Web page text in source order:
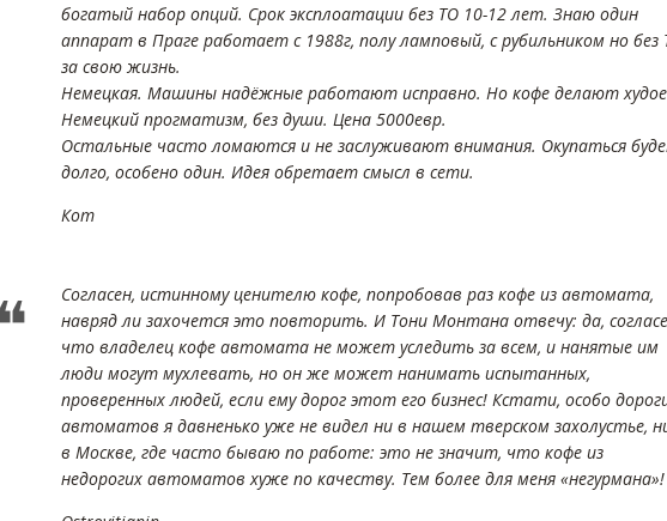
богатый набор опций. Срок эксплоатации без ТО 10-12 лет. Знаю один
аппарат в Праге работает с 1988г, полу ламповый, с рубильником но без
за свою жизнь.
Немецкая. Машины надёжные работают исправно. Но кофе делают
Немецкий прогматизм, без души. Цена 5000евр.
Остальные часто ломаются и не заслуживают внимания. Окупаться
долго, особено один. Идея обретает смысл в сети.
Кот
Cогласен, истинному ценителю кофе, попробовав раз кофе из автомата,
навряд ли захочется это повторить. И Тони Монтана отвечу: да,
что владелец кофе автомата не может уследить за всем, и нанятые им
люди могут мухлевать, но он же может нанимать испытанных,
проверенных людей, если ему дорог этот его бизнес! Кстати, особо
автоматов я давненько уже не видел ни в нашем тверском захолустье,
в Москве, где часто бываю по работе: это не значит, что кофе из
недорогих автоматов хуже по качеству. Тем более для меня «негурмана»!